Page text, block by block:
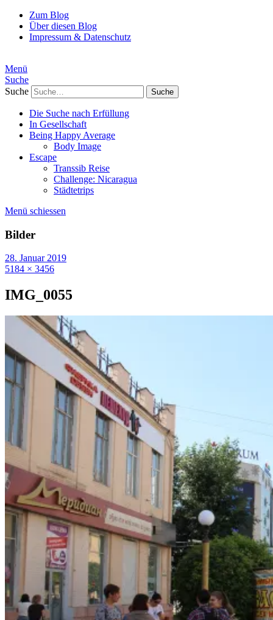
Zum Blog
Über diesen Blog
Impressum & Datenschutz
Menü
Suche
Suche
Die Suche nach Erfüllung
In Gesellschaft
Being Happy Average
Body Image
Escape
Transsib Reise
Challenge: Nicaragua
Städtetrips
Menü schiessen
Bilder
28. Januar 2019
5184 × 3456
IMG_0055